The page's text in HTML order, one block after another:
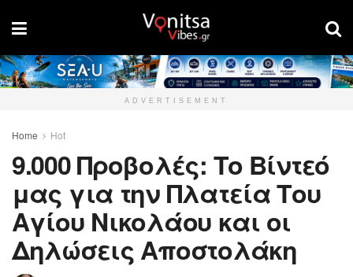
ADVERTISEMENT
Home Hot
9.000 Προβολές: Το Βίντεό
μας για την Πλατεία Του
Αγίου Νικολάου και οι
Δηλώσεις Αποστολάκη